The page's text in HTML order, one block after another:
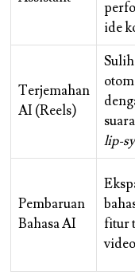
ide
Terjemahan
AI (Reels)
lip-
Pembaruan
Bahasa AI
fitur